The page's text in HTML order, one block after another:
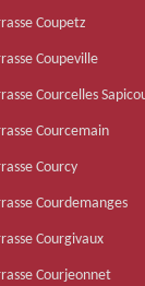
Coupetz
Coupeville
Courcelles
Courcemain
Courcy
Courdemanges
Courgivaux
Courjeonnet